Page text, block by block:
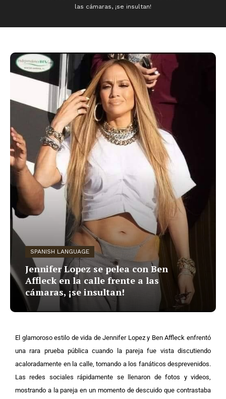
las cámaras, ¡se insultan!
SPANISH LANGUAGE
Jennifer Lopez se pelea con Ben
Affleck en la calle frente a las
cámaras, ¡se insultan!
El glamoroso estilo de vida de Jennifer Lopez y Ben Affleck enfrentó
una rara prueba pública cuando la pareja fue vista discutiendo
acaloradamente en la calle, tomando a los fanáticos desprevenidos.
Las redes sociales rápidamente se llenaron de fotos y videos,
mostrando a la pareja en un momento de descuido que contrastaba